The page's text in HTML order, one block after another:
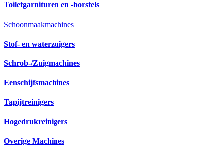
Toiletgarnituren en -borstels
Schoonmaakmachines
Stof- en waterzuigers
Schrob-/Zuigmachines
Eenschijfsmachines
Tapijtreinigers
Hogedrukreinigers
Overige Machines